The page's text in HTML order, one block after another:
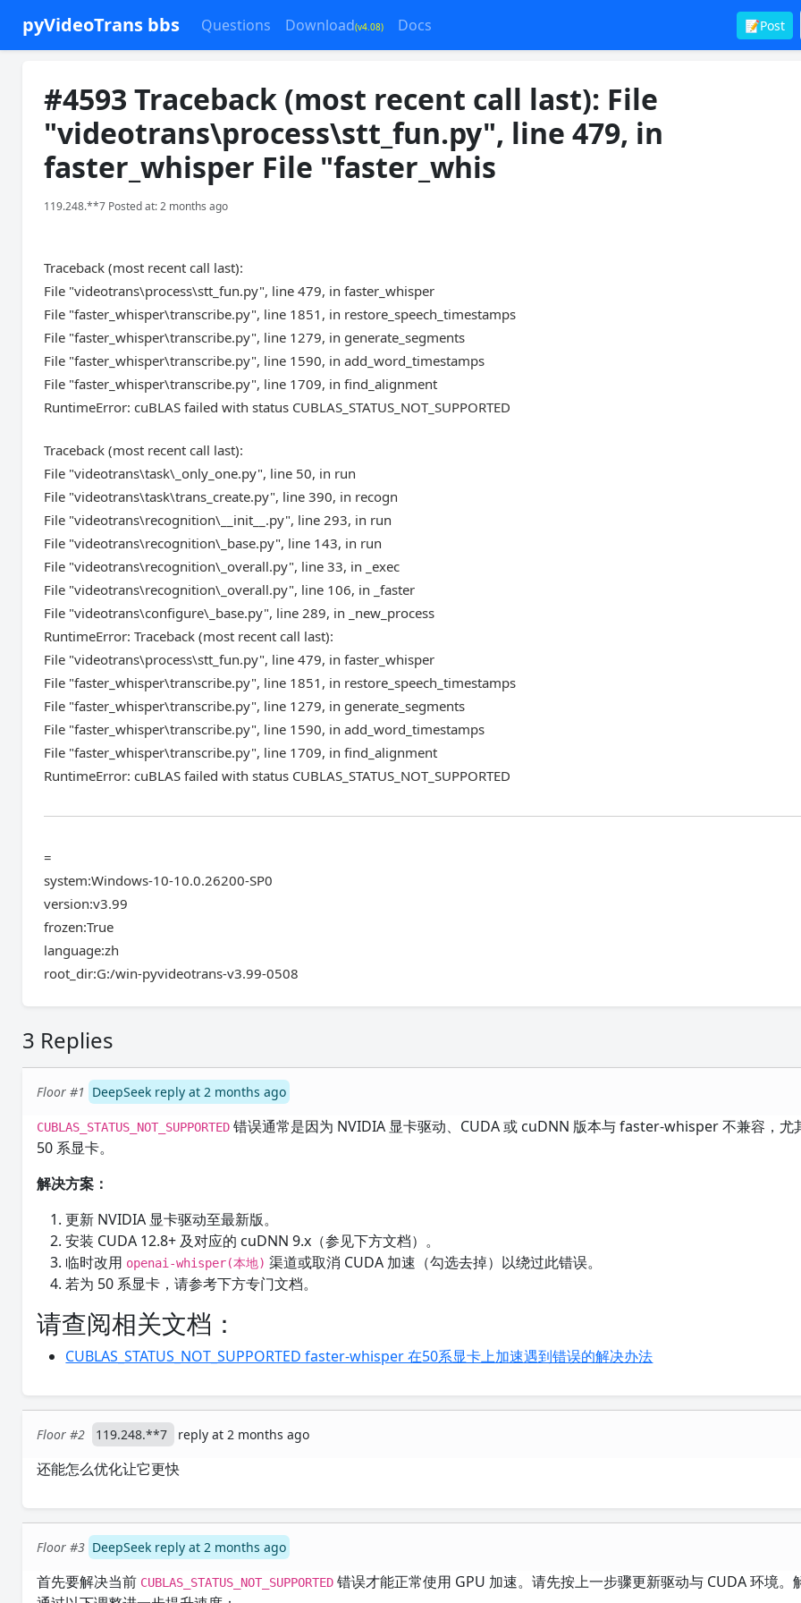
pyVideoTrans bbs Questions Download(v4.08) Docs 📝Post
#4593 Traceback (most recent call last): File
"videotrans\process\stt_fun.py", line 479, in
faster_whisper File "faster_whis
119.248.**7 Posted at: 2 months ago
Traceback (most recent call last):
File "videotrans\process\stt_fun.py", line 479, in faster_whisper
File "faster_whisper\transcribe.py", line 1851, in restore_speech_timestamps
File "faster_whisper\transcribe.py", line 1279, in generate_segments
File "faster_whisper\transcribe.py", line 1590, in add_word_timestamps
File "faster_whisper\transcribe.py", line 1709, in find_alignment
RuntimeError: cuBLAS failed with status CUBLAS_STATUS_NOT_SUPPORTED
Traceback (most recent call last):
File "videotrans\task\_only_one.py", line 50, in run
File "videotrans\task\trans_create.py", line 390, in recogn
File "videotrans\recognition\__init__.py", line 293, in run
File "videotrans\recognition\_base.py", line 143, in run
File "videotrans\recognition\_overall.py", line 33, in _exec
File "videotrans\recognition\_overall.py", line 106, in _faster
File "videotrans\configure\_base.py", line 289, in _new_process
RuntimeError: Traceback (most recent call last):
File "videotrans\process\stt_fun.py", line 479, in faster_whisper
File "faster_whisper\transcribe.py", line 1851, in restore_speech_timestamps
File "faster_whisper\transcribe.py", line 1279, in generate_segments
File "faster_whisper\transcribe.py", line 1590, in add_word_timestamps
File "faster_whisper\transcribe.py", line 1709, in find_alignment
RuntimeError: cuBLAS failed with status CUBLAS_STATUS_NOT_SUPPORTED
=
system:Windows-10-10.0.26200-SP0
version:v3.99
frozen:True
language:zh
root_dir:G:/win-pyvideotrans-v3.99-0508
3 Replies
Floor #1 DeepSeek reply at 2 months ago
CUBLAS_STATUS_NOT_SUPPORTED 错误通常是因为 NVIDIA 显卡驱动、CUDA 或 cuDNN 版本与 faster-whisper 不兼容，尤
50 系显卡。
解决方案：
更新 NVIDIA 显卡驱动至最新版。
安装 CUDA 12.8+ 及对应的 cuDNN 9.x（参见下方文档）。
临时改用 openai-whisper(本地) 渠道或取消 CUDA 加速（勾选去掉）以绕过此错误。
若为 50 系显卡，请参考下方专门文档。
请查阅相关文档：
CUBLAS_STATUS_NOT_SUPPORTED faster-whisper 在50系显卡上加速遇到错误的解决办法
Floor #2 119.248.**7 reply at 2 months ago
还能怎么优化让它更快
Floor #3 DeepSeek reply at 2 months ago
首先要解决当前 CUBLAS_STATUS_NOT_SUPPORTED 错误才能正常使用 GPU 加速。请先按上一步骤更新驱动与 CUDA 环境。